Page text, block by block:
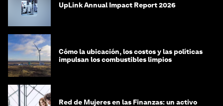
UpLink Annual Impact Report 2026
Cómo la ubicación, los costos y las políticas
impulsan los combustibles limpios
Red de Mujeres en las Finanzas: un activo